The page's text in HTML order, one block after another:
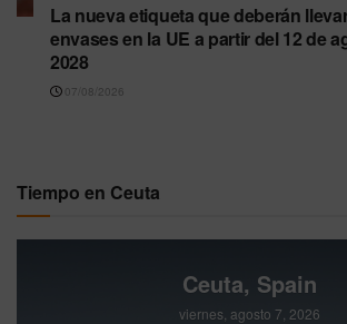
La nueva etiqueta que deberán
envases en la UE a partir del 12 de
2028
07/08/2026
Tiempo en Ceuta
Ceuta, Spain
viernes, agosto 7, 2026